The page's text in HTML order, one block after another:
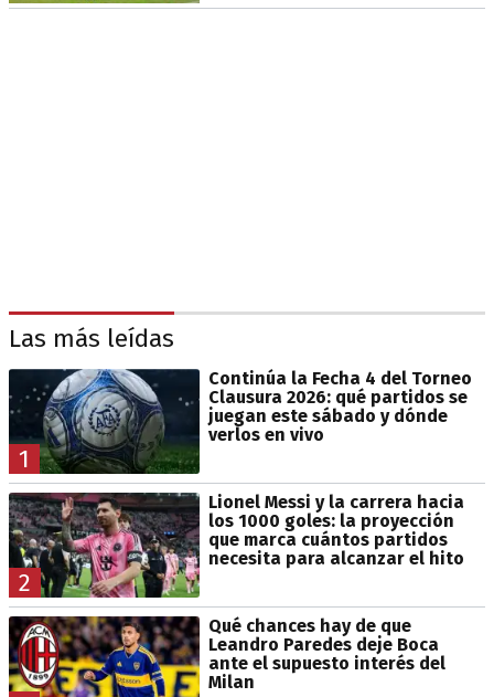
Las más leídas
1
Continúa la Fecha 4 del Torneo
Clausura 2026: qué partidos se
juegan este sábado y dónde
verlos en vivo
2
Lionel Messi y la carrera hacia
los 1000 goles: la proyección
que marca cuántos partidos
necesita para alcanzar el hito
Qué chances hay de que
Leandro Paredes deje Boca
ante el supuesto interés del
Milan